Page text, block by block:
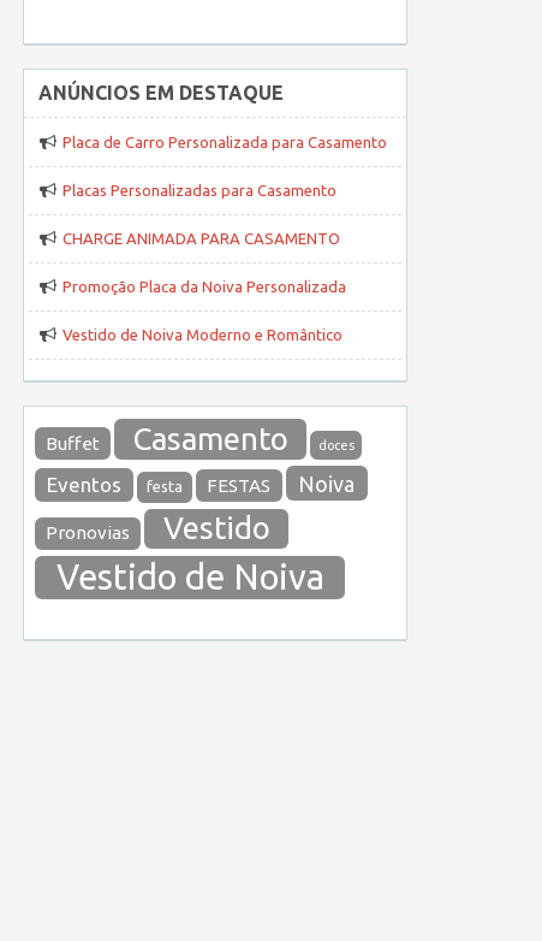
ANÚNCIOS EM DESTAQUE
Placa de Carro Personalizada para Casamento
Placas Personalizadas para Casamento
CHARGE ANIMADA PARA CASAMENTO
Promoção Placa da Noiva Personalizada
Vestido de Noiva Moderno e Romântico
Buffet Casamento doces
Eventos festa FESTAS Noiva
Pronovias Vestido
Vestido de Noiva